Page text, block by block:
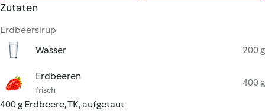
Zutaten
Erdbeersirup
Wasser
200 g
Erdbeeren
frisch
400 g
400 g Erdbeere, TK, aufgetaut